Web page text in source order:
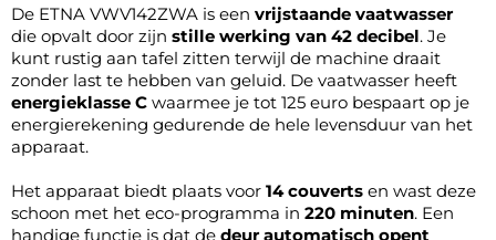
De ETNA VWV142ZWA is een vrijstaande vaatwasser
die opvalt door zijn stille werking van 42 decibel. Je
kunt rustig aan tafel zitten terwijl de machine draait
zonder last te hebben van geluid. De vaatwasser heeft
energieklasse C waarmee je tot 125 euro bespaart op je
energierekening gedurende de hele levensduur van het
apparaat.
Het apparaat biedt plaats voor 14 couverts en wast deze
schoon met het eco-programma in 220 minuten. Een
handige functie is dat de deur automatisch opent